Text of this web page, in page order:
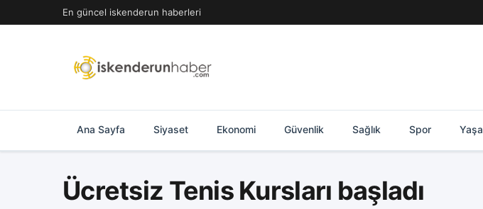
geç
En güncel iskenderun haberleri
Ana Sayfa Siyaset Ekonomi Güvenlik Sağlık Spor
Ücretsiz Tenis Kursları başladı